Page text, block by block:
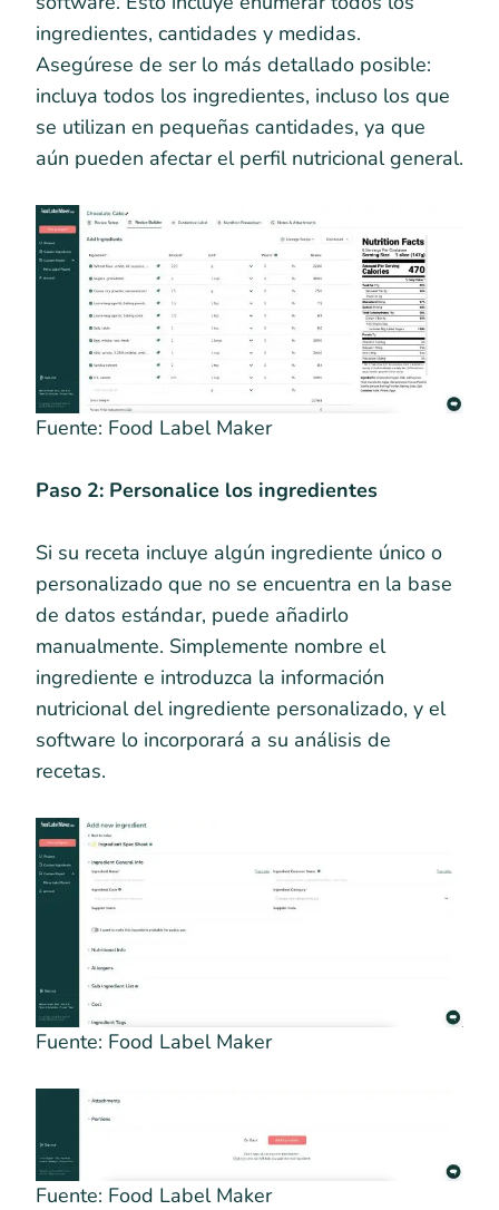
ingredientes, cantidades y medidas.
Asegúrese de ser lo más detallado posible:
incluya todos los ingredientes, incluso los que
se utilizan en pequeñas cantidades, ya que
aún pueden afectar el perfil nutricional general.
Fuente: Food Label Maker
Paso 2: Personalice los ingredientes
Si su receta incluye algún ingrediente único o
personalizado que no se encuentra en la base
de datos estándar, puede añadirlo
manualmente. Simplemente nombre el
ingrediente e introduzca la información
nutricional del ingrediente personalizado, y el
software lo incorporará a su análisis de
recetas.
Fuente: Food Label Maker
Fuente: Food Label Maker